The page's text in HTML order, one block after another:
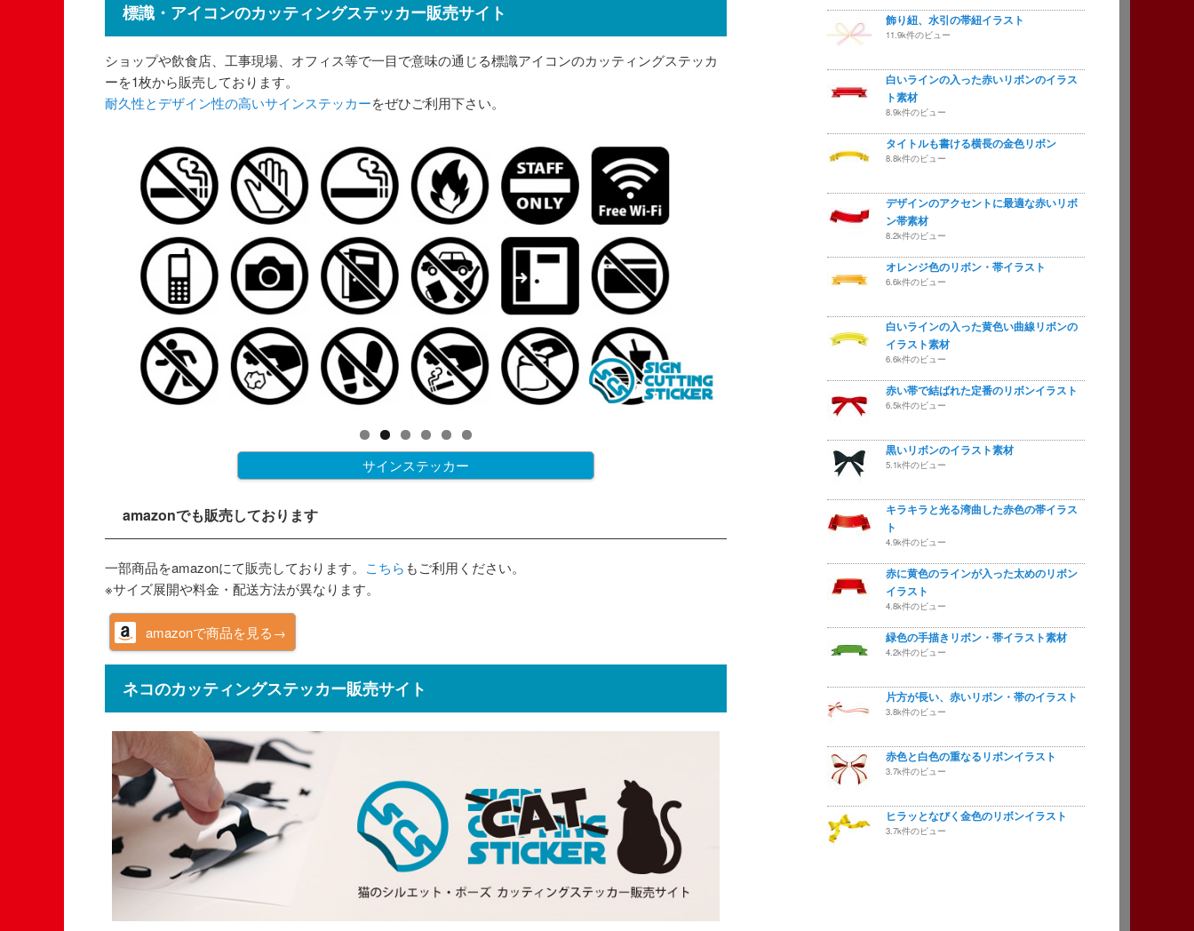
標識・アイコンのカッティングステッカー販売サイト
ショップや飲食店、工事現場、オフィス等で一目で意味の通じる標識アイコンのカッティングステッカ
ーを1枚から販売しております。
耐久性とデザイン性の高いサインステッカーをぜひご利用下さい。
サインステッカー
amazonでも販売しております
一部商品をamazonにて販売しております。 こちら もご利用ください。
※サイズ展開や料金・配送方法が異なります。
amazonで商品を見る→
ネコのカッティングステッカー販売サイト
飾り紐、水引の帯紐イラスト
11.9k件のビュー
白いラインの入った赤いリボンのイラス
ト素材
8.9k件のビュー
タイトルも書ける横長の金色リボン
8.8k件のビュー
デザインのアクセントに最適な赤いリボ
ン帯素材
8.2k件のビュー
オレンジ色のリボン・帯イラスト
6.6k件のビュー
白いラインの入った黄色い曲線リボンの
イラスト素材
6.6k件のビュー
赤い帯で結ばれた定番のリボンイラスト
6.5k件のビュー
黒いリボンのイラスト素材
5.1k件のビュー
キラキラと光る湾曲した赤色の帯イラス
ト
4.9k件のビュー
赤に黄色のラインが入った太めのリボン
イラスト
4.8k件のビュー
緑色の手描きリボン・帯イラスト素材
4.2k件のビュー
片方が長い、赤いリボン・帯のイラスト
3.8k件のビュー
赤色と白色の重なるリボンイラスト
3.7k件のビュー
ヒラッとなびく金色のリボンイラスト
3.7k件のビュー